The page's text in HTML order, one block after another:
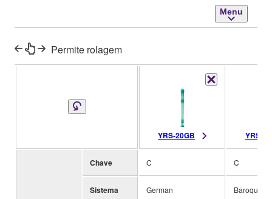
Menu
Permite rolagem
YRS-20GB YRS-
Chave C C
Sistema German Baroque